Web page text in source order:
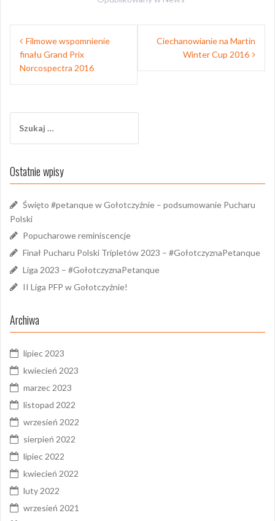
Nawigacja
wpisu
Filmowe wspomnienie
finału Grand Prix
Norcospectra 2016
Ciechanowianie na Martin
Winter Cup 2016
Ostatnie wpisy
Święto #petanque w Gołotczyźnie – podsumowanie Pucharu
Polski
Popucharowe reminiscencje
Finał Pucharu Polski Tripletów 2023 – #GołotczyznaPetanque
Liga 2023 – #GołotczyznaPetanque
II Liga PFP w Gołotczyźnie!
Archiwa
lipiec 2023
kwiecień 2023
marzec 2023
listopad 2022
wrzesień 2022
sierpień 2022
lipiec 2022
kwiecień 2022
luty 2022
wrzesień 2021